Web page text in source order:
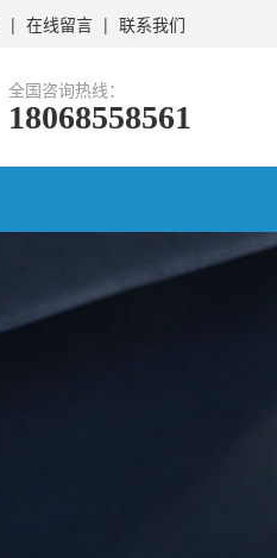
| 在线留言 | 联系我们
全国咨询热线：
18068558561